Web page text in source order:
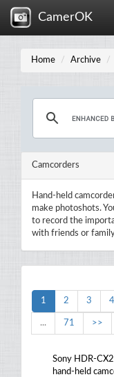
CamerOK
Home Archive
Camcorders
Hand-held
make photoshots.
to record the
with friends or
1 2 3 4
... 71 >>
Sony HDR-
hand-held